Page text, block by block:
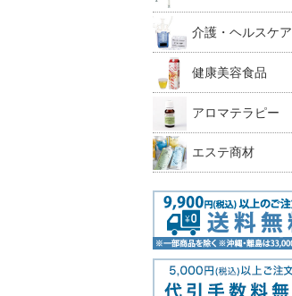
介護・ヘルスケア
健康美容食品
アロマテラピー
エステ商材